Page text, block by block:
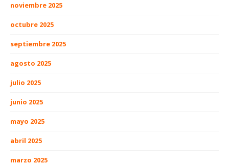
noviembre 2025
octubre 2025
septiembre 2025
agosto 2025
julio 2025
junio 2025
mayo 2025
abril 2025
marzo 2025